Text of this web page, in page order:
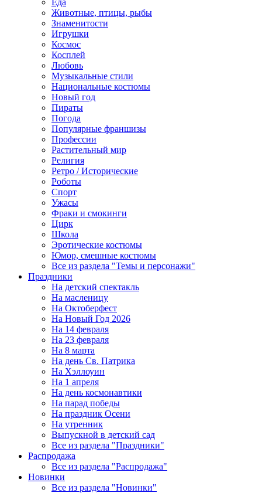
Еда
Животные, птицы, рыбы
Знаменитости
Игрушки
Космос
Косплей
Любовь
Музыкальные стили
Национальные костюмы
Новый год
Пираты
Погода
Популярные франшизы
Профессии
Растительный мир
Религия
Ретро / Исторические
Роботы
Спорт
Ужасы
Фраки и смокинги
Цирк
Школа
Эротические костюмы
Юмор, смешные костюмы
Все из раздела "Темы и персонажи"
Праздники
На детский спектакль
На масленицу
На Октоберфест
На Новый Год 2026
На 14 февраля
На 23 февраля
На 8 марта
На день Св. Патрика
На Хэллоуин
На 1 апреля
На день космонавтики
На парад победы
На праздник Осени
На утренник
Выпускной в детский сад
Все из раздела "Праздники"
Распродажа
Все из раздела "Распродажа"
Новинки
Все из раздела "Новинки"